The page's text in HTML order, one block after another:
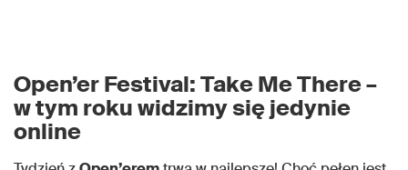
Open’er Festival: Take Me There –
w tym roku widzimy się jedynie
online